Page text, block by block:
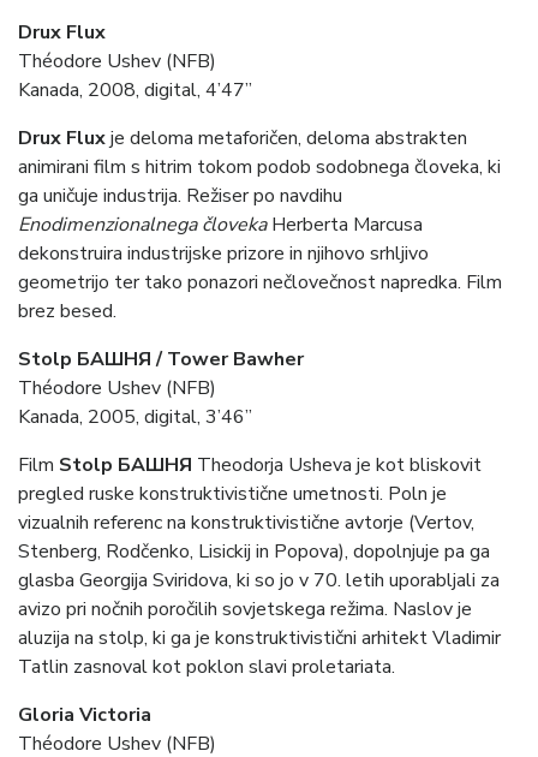
Drux Flux
Théodore Ushev (NFB)
Kanada, 2008, digital, 4’47”
Drux Fluxje deloma metaforičen, deloma abstrakten
animirani film s hitrim tokom podob sodobnega človeka, ki
ga uničuje industrija. Režiser po navdihu
Enodimenzionalnega človekaHerberta Marcusa
dekonstruira industrijske prizore in njihovo srhljivo
geometrijo ter tako ponazori nečlovečnost napredka. Film
brez besed.
Stolp БАШНЯ /Tower Bawher
Théodore Ushev (NFB)
Kanada, 2005, digital, 3’46”
Film Stolp БАШНЯ Theodorja Usheva je kot bliskovit
pregled ruske konstruktivistične umetnosti. Poln je
vizualnih referenc na konstruktivistične avtorje (Vertov,
Stenberg, Rodčenko, Lisickij in Popova), dopolnjuje pa ga
glasba Georgija Sviridova, ki so jo v 70. letih uporabljali za
avizo pri nočnih poročilih sovjetskega režima. Naslov je
aluzija na stolp, ki ga je konstruktivistični arhitekt Vladimir
Tatlin zasnoval kot poklon slavi proletariata.
Gloria Victoria
Théodore Ushev (NFB)